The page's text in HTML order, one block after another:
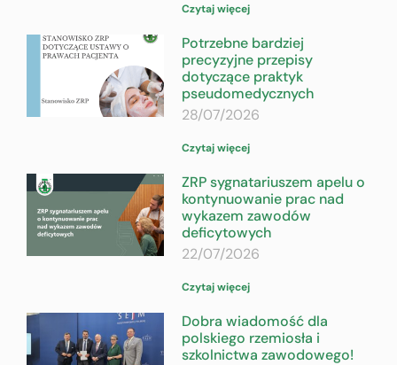
Czytaj więcej
Potrzebne bardziej
precyzyjne przepisy
dotyczące praktyk
pseudomedycznych
28/07/2026
Czytaj więcej
ZRP sygnatariuszem apelu o
kontynuowanie prac nad
wykazem zawodów
deficytowych
22/07/2026
Czytaj więcej
Dobra wiadomość dla
polskiego rzemiosła i
szkolnictwa zawodowego!